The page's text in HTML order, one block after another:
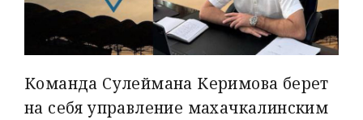
Команда Сулеймана Керимова берет
на себя управление махачкалинским